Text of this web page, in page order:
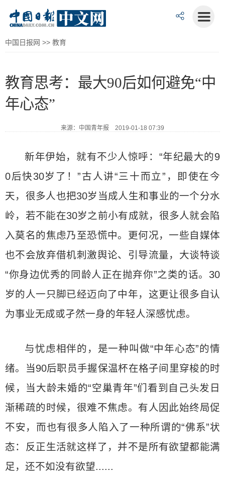
中国日报网 >> 教育
教育思考：最大90后如何避免“中
年心态”
来源：中国青年报 2019-01-18 07:39
新年伊始，就有不少人惊呼：“年纪最大的9
0后快30岁了！”古人讲“三十而立”，即使在今
天，很多人也把30岁当成人生和事业的一个分水
岭，若不能在30岁之前小有成就，很多人就会陷
入莫名的焦虑乃至恐慌中。更何况，一些自媒体
也不会放弃借机刺激舆论、引导流量，大谈特谈
“你身边优秀的同龄人正在抛弃你”之类的话。30
岁的人一只脚已经迈向了中年，这更让很多自认
为事业无成或孑然一身的年轻人深感忧虑。
与忧虑相伴的，是一种叫做“中年心态”的情
绪。当90后职员手握保温杯在格子间里穿梭的时
候，当大龄未婚的“空巢青年”们看到自己头发日
渐稀疏的时候，很难不焦虑。有人因此始终局促
不安，而也有很多人陷入了一种所谓的“佛系”状
态：反正生活就这样了，并不是所有欲望都能满
足，还不如没有欲望......